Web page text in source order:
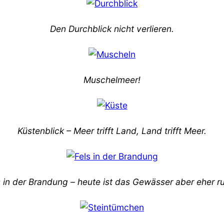
Den Durchblick nicht verlieren.
Muschelmeer!
Küstenblick – Meer trifft Land, Land trifft Meer.
in der Brandung – heute ist das Gewässer aber eher